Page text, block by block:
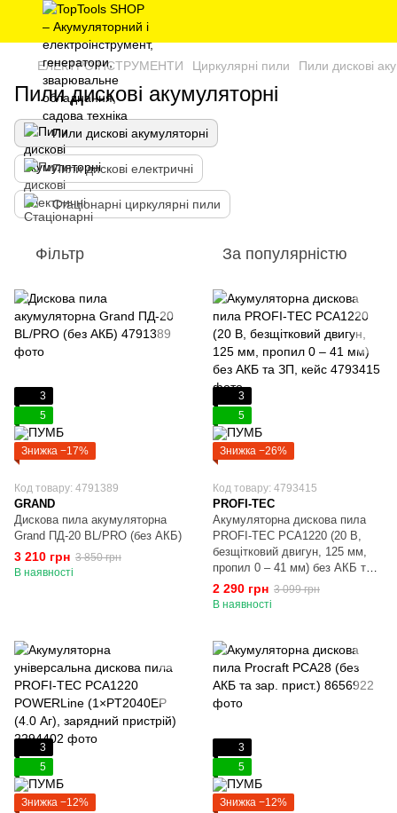
ЕЛЕКТРОІНСТРУМЕНТИ Циркулярні пили Пили дискові
Пили дискові акумуляторні
Пили дискові акумуляторні
Пили дискові електричні
Стаціонарні циркулярні пили
Фільтр За популярністю
3
5
Знижка −17%
Код товару: 4791389
GRAND
Дискова пила акумуляторна
Grand ПД-20 BL/PRO (без АКБ)
3 210 грн 3 850 грн
В наявності
3
5
Знижка −26%
Код товару: 4793415
PROFI-TEC
Акумуляторна дискова пила
PROFI-TEC PCA1220 (20 В,
безщітковий двигун, 125 мм,
пропил 0 – 41 мм) без АКБ та
ЗП, кейс
2 290 грн 3 099 грн
В наявності
3
5
Знижка −12%
3
5
Знижка −12%